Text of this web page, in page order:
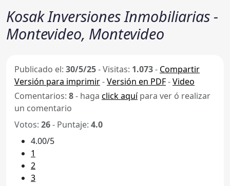
Kosak Inversiones Inmobiliarias -
Montevideo, Montevideo
Publicado el: 30/5/25-Visitas: 1.073- Compartir
Versión para imprimir-Versión en PDF-Video
Comentarios: 8- haga click aquípara ver ó realizar
un comentario
Votos: 26- Puntaje: 4.0
4.00/5
1
2
3